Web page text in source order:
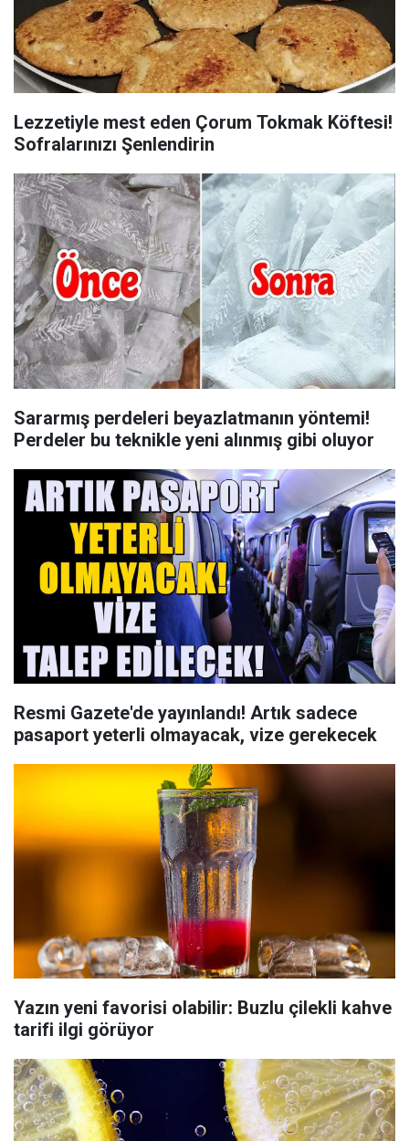
Lezzetiyle mest eden Çorum Tokmak Köftesi!
Sofralarınızı Şenlendirin
Sararmış perdeleri beyazlatmanın yöntemi!
Perdeler bu teknikle yeni alınmış gibi oluyor
Resmi Gazete'de yayınlandı! Artık sadece
pasaport yeterli olmayacak, vize gerekecek
Yazın yeni favorisi olabilir: Buzlu çilekli kahve
tarifi ilgi görüyor